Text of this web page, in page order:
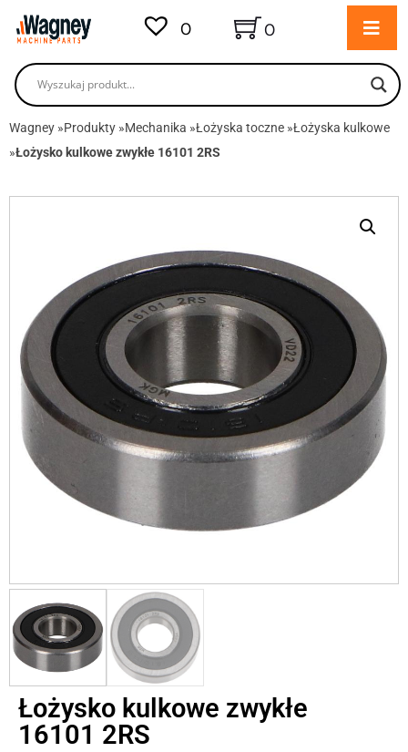
0 0
Wagney »Produkty »Mechanika »Łożyska toczne »Łożyska kulkowe
»Łożysko kulkowe zwykłe 16101 2RS
Łożysko kulkowe zwykłe
16101 2RS